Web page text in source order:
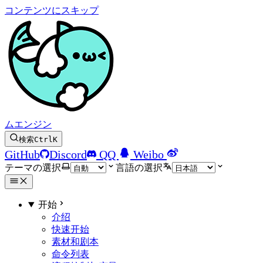
コンテンツにスキップ
ムエンジン
検索CtrlK
GitHub Discord QQ Weibo
テーマの選択 言語の選択
开始
介绍
快速开始
素材和剧本
命令列表